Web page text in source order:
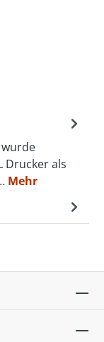
wurde
Drucker als
Mehr